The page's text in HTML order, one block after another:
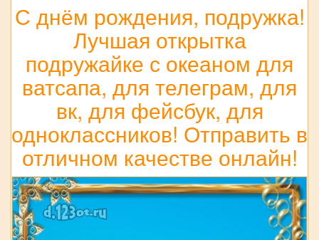
С днём рождения, подружка!
Лучшая открытка
подружайке с океаном для
ватсапа, для телеграм, для
вк, для фейсбук, для
одноклассников! Отправить в
отличном качестве онлайн!